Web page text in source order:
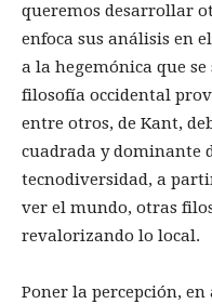
queremos desarrollar
enfoca sus análisis en
a la hegemónica que
filosofía occidental
entre otros, de Kant,
cuadrada y dominante
tecnodiversidad, a
ver el mundo, otras
revalorizando lo local.
Poner la percepción,